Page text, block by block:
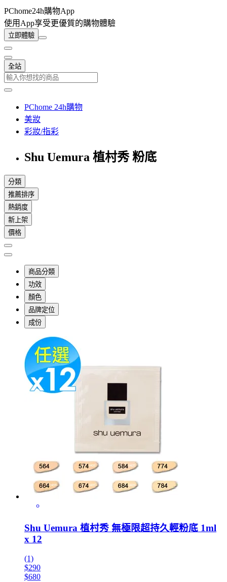
PChome24h購物App
使用App享受更優質的購物體驗
立即體驗
全站
PChome 24h購物
美妝
彩妝/指彩
Shu Uemura 植村秀 粉底
分類
推薦排序
熱銷度
新上架
價格
商品分類
功效
顏色
品牌定位
成份
Shu Uemura 植村秀 無極限超持久輕粉底 1ml
x 12
(1)
$290
$680